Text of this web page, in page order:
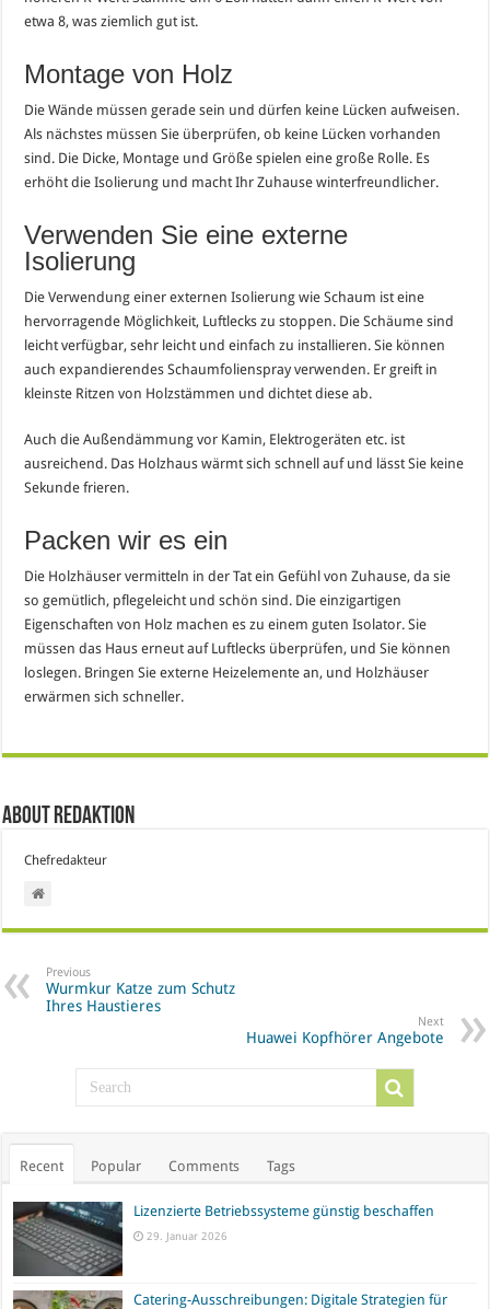
etwa 8, was ziemlich gut ist.
Montage von Holz
Die Wände müssen gerade sein und dürfen keine Lücken aufweisen.
Als nächstes müssen Sie überprüfen, ob keine Lücken vorhanden
sind. Die Dicke, Montage und Größe spielen eine große Rolle. Es
erhöht die Isolierung und macht Ihr Zuhause winterfreundlicher.
Verwenden Sie eine externe
Isolierung
Die Verwendung einer externen Isolierung wie Schaum ist eine
hervorragende Möglichkeit, Luftlecks zu stoppen. Die Schäume sind
leicht verfügbar, sehr leicht und einfach zu installieren. Sie können
auch expandierendes Schaumfolienspray verwenden. Er greift in
kleinste Ritzen von Holzstämmen und dichtet diese ab.
Auch die Außendämmung vor Kamin, Elektrogeräten etc. ist
ausreichend. Das Holzhaus wärmt sich schnell auf und lässt Sie keine
Sekunde frieren.
Packen wir es ein
Die Holzhäuser vermitteln in der Tat ein Gefühl von Zuhause, da sie
so gemütlich, pflegeleicht und schön sind. Die einzigartigen
Eigenschaften von Holz machen es zu einem guten Isolator. Sie
müssen das Haus erneut auf Luftlecks überprüfen, und Sie können
loslegen. Bringen Sie externe Heizelemente an, und Holzhäuser
erwärmen sich schneller.
About Redaktion
Chefredakteur
Previous
Wurmkur Katze zum Schutz
Ihres Haustieres
Next
Huawei Kopfhörer Angebote
Recent Popular Comments Tags
Lizenzierte Betriebssysteme günstig beschaffen
29. Januar 2026
Catering-Ausschreibungen: Digitale Strategien für